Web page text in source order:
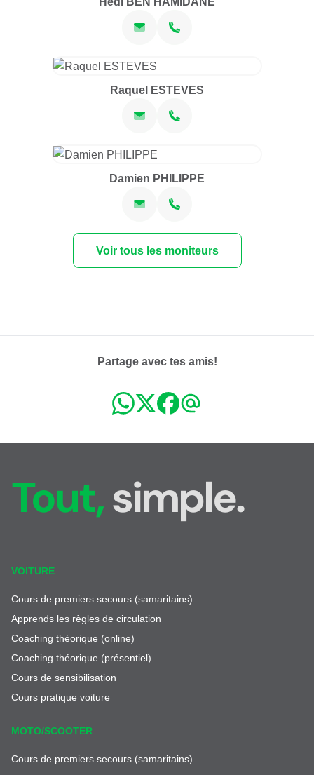
Raquel ESTEVES
Damien PHILIPPE
Voir tous les moniteurs
Partage avec tes amis!
Tout,simple.
VOITURE
Cours de premiers secours (samaritains)
Apprends les règles de circulation
Coaching théorique (online)
Coaching théorique (présentiel)
Cours de sensibilisation
Cours pratique voiture
MOTO/SCOOTER
Cours de premiers secours (samaritains)